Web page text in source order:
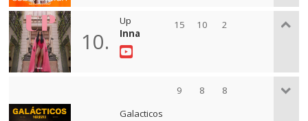
15 10 2
10.
Up
Inna
9 8 8
Galacticos